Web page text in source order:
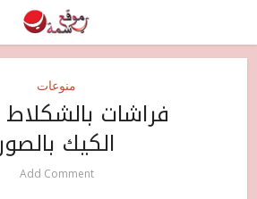
منوعات
فراشات بالشكلاط
الكيك
Add Comment